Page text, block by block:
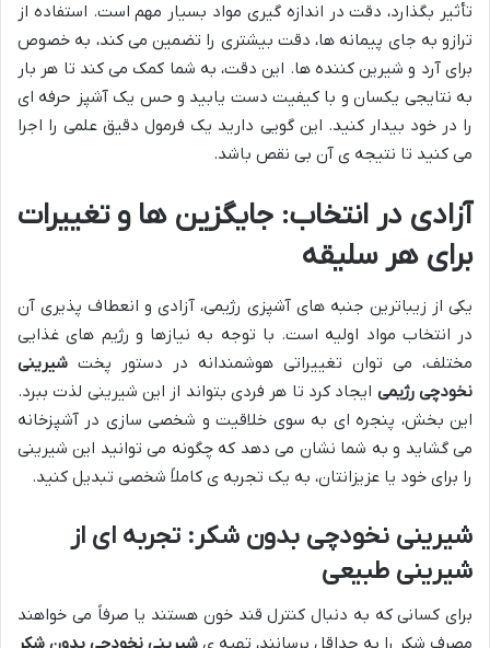
تأثیر بگذارد، دقت در اندازه گیری مواد بسیار مهم است. استفاده از
ترازو به جای پیمانه ها، دقت بیشتری را تضمین می کند، به خصوص
برای آرد و شیرین کننده ها. این دقت، به شما کمک می کند تا هر بار
به نتایجی یکسان و با کیفیت دست یابید و حس یک آشپز حرفه ای
را در خود بیدار کنید. این گویی دارید یک فرمول دقیق علمی را اجرا
می کنید تا نتیجه ی آن بی نقص باشد.
آزادی در انتخاب: جایگزین ها و تغییرات
برای هر سلیقه
یکی از زیباترین جنبه های آشپزی رژیمی، آزادی و انعطاف پذیری آن
در انتخاب مواد اولیه است. با توجه به نیازها و رژیم های غذایی
مختلف، می توان تغییراتی هوشمندانه در دستور پخت شیرینی
نخودچی رژیمی ایجاد کرد تا هر فردی بتواند از این شیرینی لذت ببرد.
این بخش، پنجره ای به سوی خلاقیت و شخصی سازی در آشپزخانه
می گشاید و به شما نشان می دهد که چگونه می توانید این شیرینی
را برای خود یا عزیزانتان، به یک تجربه ی کاملاً شخصی تبدیل کنید.
شیرینی نخودچی بدون شکر: تجربه ای از
شیرینی طبیعی
برای کسانی که به دنبال کنترل قند خون هستند یا صرفاً می خواهند